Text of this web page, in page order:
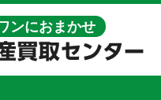
ンにおまかせ